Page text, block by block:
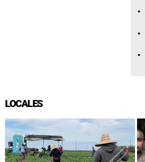
LOCALES